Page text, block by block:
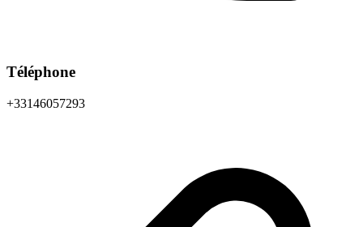
Téléphone
+33146057293